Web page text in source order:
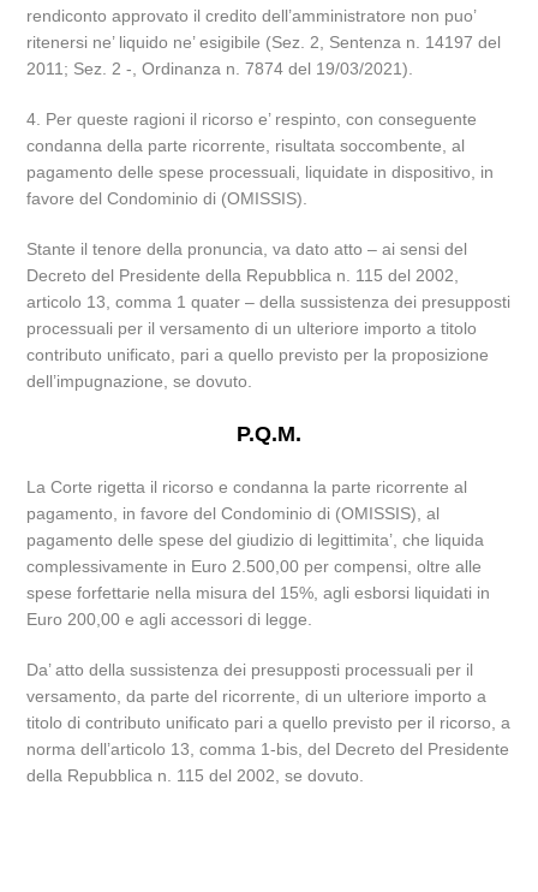
rendiconto approvato il credito dell’amministratore non puo’
ritenersi ne’ liquido ne’ esigibile (Sez. 2, Sentenza n. 14197 del
2011; Sez. 2 -, Ordinanza n. 7874 del 19/03/2021).
4. Per queste ragioni il ricorso e’ respinto, con conseguente
condanna della parte ricorrente, risultata soccombente, al
pagamento delle spese processuali, liquidate in dispositivo, in
favore del Condominio di (OMISSIS).
Stante il tenore della pronuncia, va dato atto – ai sensi del
Decreto del Presidente della Repubblica n. 115 del 2002,
articolo 13, comma 1 quater – della sussistenza dei presupposti
processuali per il versamento di un ulteriore importo a titolo
contributo unificato, pari a quello previsto per la proposizione
dell’impugnazione, se dovuto.
P.Q.M.
La Corte rigetta il ricorso e condanna la parte ricorrente al
pagamento, in favore del Condominio di (OMISSIS), al
pagamento delle spese del giudizio di legittimita’, che liquida
complessivamente in Euro 2.500,00 per compensi, oltre alle
spese forfettarie nella misura del 15%, agli esborsi liquidati in
Euro 200,00 e agli accessori di legge.
Da’ atto della sussistenza dei presupposti processuali per il
versamento, da parte del ricorrente, di un ulteriore importo a
titolo di contributo unificato pari a quello previsto per il ricorso, a
norma dell’articolo 13, comma 1-bis, del Decreto del Presidente
della Repubblica n. 115 del 2002, se dovuto.